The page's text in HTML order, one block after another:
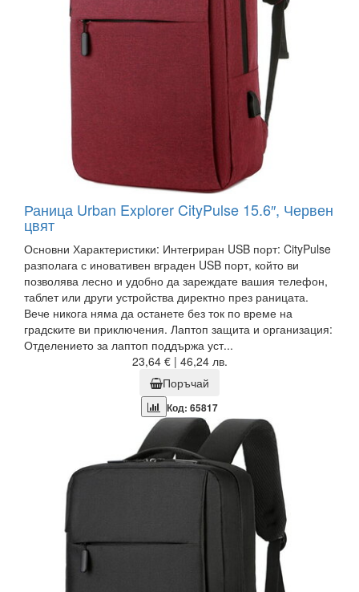
Раница Urban Explorer CityPulse 15.6″, Червен
цвят
Основни Характеристики: Интегриран USB порт: CityPulse
разполага с иновативен вграден USB порт, който ви
позволява лесно и удобно да зареждате вашия телефон,
таблет или други устройства директно през раницата.
Вече никога няма да останете без ток по време на
градските ви приключения. Лаптоп защита и организация:
Отделението за лаптоп поддържа уст...
23,64 € | 46,24 лв.
Поръчай
Код: 65817